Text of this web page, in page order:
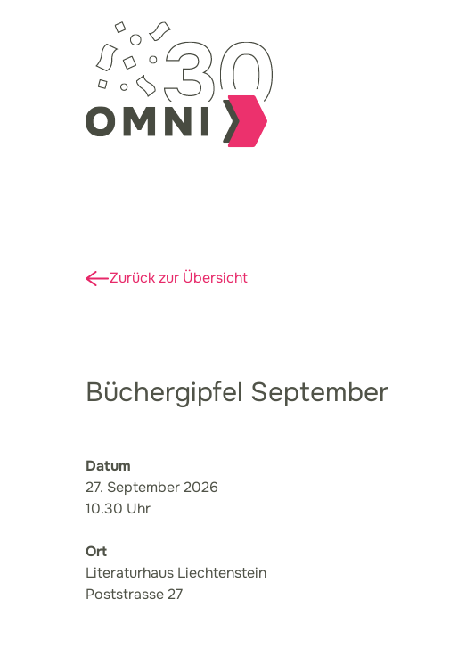
Zurück zur Übersicht
Büchergipfel September
Datum
27. September 2026
10.30 Uhr
Ort
Literaturhaus Liechtenstein
Poststrasse 27